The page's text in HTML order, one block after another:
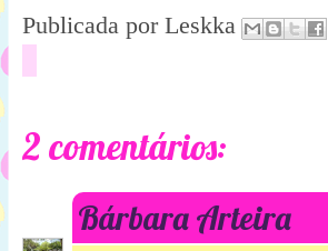
Publicada por Leskka
2 comentários:
Bárbara Arteira